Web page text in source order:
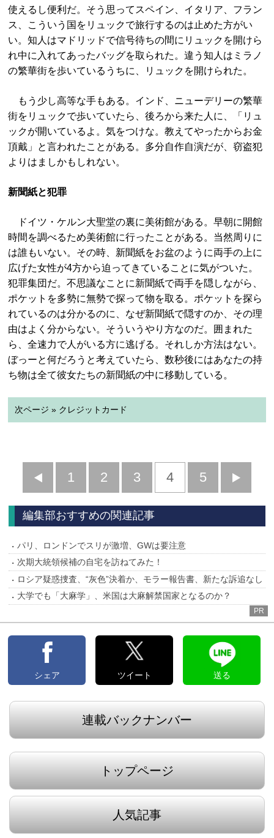
使えるし便利だ。そう思ってスペイン、イタリア、フラン
ス、こういう国をリュックで旅行するのは止めた方がい
い。知人はマドリッドで信号待ちの間にリュックを開けら
れ中に入れてあったバッグを取られた。違う知人はミラノ
の繁華街を歩いているうちに、リュックを開けられた。
もう少し高等な手もある。インド、ニューデリーの繁華
街をリュックで歩いていたら、後ろから来た人に、「リュ
ックが開いているよ。気をつけな。教えてやったからお金
頂戴」と言われたことがある。多分自作自演だが、窃盗犯
よりはましかもしれない。
新聞紙と犯罪
ドイツ・ケルン大聖堂の裏に美術館がある。早朝に開館
時間を調べるため美術館に行ったことがある。当然周りに
は誰もいない。その時、新聞紙をお盆のように両手の上に
広げた女性が4方から迫ってきていることに気がついた。
犯罪集団だ。不思議なことに新聞紙で両手を隠しながら、
ポケットを多勢に無勢で探って物を取る。ポケットを探ら
れているのは分かるのに、なぜ新聞紙で隠すのか、その理
由はよく分からない。そういうやり方なのだ。囲まれた
ら、全速力で人がいる方に逃げる。それしか方法はない。
ぼっーと何だろうと考えていたら、数秒後にはあなたの持
ち物は全て彼女たちの新聞紙の中に移動している。
次ページ » クレジットカード
前
へ
1 2 3 4 5
へ
編集部おすすめの関連記事
パリ、ロンドンでスリが激増、GWは要注意
次期大統領候補の自宅を訪ねてみた！
ロシア疑惑捜査、“灰色”決着か、モラー報告書、新たな訴追なし
大学でも「大麻学」、米国は大麻解禁国家となるのか？
PR
シェア ツイート 送る
連載バックナンバー
トップページ
人気記事